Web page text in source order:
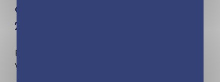
organisée ! (de sept. 2023 à déc.
2024)
FRIGOBLOC©, LE VRAI, L'ORIGINAL ! N°1 des
ventes de calendriers familiaux !